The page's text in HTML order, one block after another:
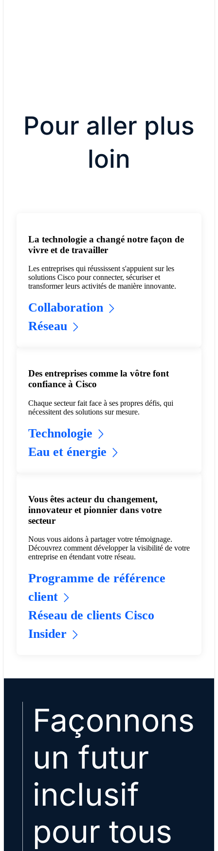
Pour aller plus
loin
La technologie a changé notre façon de
vivre et de travailler
Les entreprises qui réussissent s'appuient sur les
solutions Cisco pour connecter, sécuriser et
transformer leurs activités de manière innovante.
Collaboration
Réseau
Des entreprises comme la vôtre font
confiance à Cisco
Chaque secteur fait face à ses propres défis, qui
nécessitent des solutions sur mesure.
Technologie
Eau et énergie
Vous êtes acteur du changement,
innovateur et pionnier dans votre
secteur
Nous vous aidons à partager votre témoignage.
Découvrez comment développer la visibilité de votre
entreprise en étendant votre réseau.
Programme de référence
client
Réseau de clients Cisco
Insider
Façonnons
un futur
inclusif
pour tous